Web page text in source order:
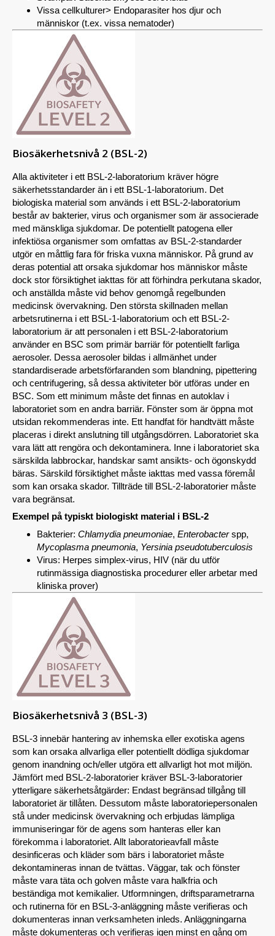
Vissa cellkulturer> Endoparasiter hos djur och
människor (t.ex. vissa nematoder)
Biosäkerhetsnivå 2 (BSL-2)
Alla aktiviteter i ett BSL-2-laboratorium kräver högre
säkerhetsstandarder än i ett BSL-1-laboratorium. Det
biologiska material som används i ett BSL-2-laboratorium
består av bakterier, virus och organismer som är associerade
med mänskliga sjukdomar. De potentiellt patogena eller
infektiösa organismer som omfattas av BSL-2-standarder
utgör en måttlig fara för friska vuxna människor. På grund av
deras potential att orsaka sjukdomar hos människor måste
dock stor försiktighet iakttas för att förhindra perkutana skador,
och anställda måste vid behov genomgå regelbunden
medicinsk övervakning. Den största skillnaden mellan
arbetsrutinerna i ett BSL-1-laboratorium och ett BSL-2-
laboratorium är att personalen i ett BSL-2-laboratorium
använder en BSC som primär barriär för potentiellt farliga
aerosoler. Dessa aerosoler bildas i allmänhet under
standardiserade arbetsförfaranden som blandning, pipettering
och centrifugering, så dessa aktiviteter bör utföras under en
BSC. Som ett minimum måste det finnas en autoklav i
laboratoriet som en andra barriär. Fönster som är öppna mot
utsidan rekommenderas inte. Ett handfat för handtvätt måste
placeras i direkt anslutning till utgångsdörren. Laboratoriet ska
vara lätt att rengöra och dekontaminera. Inne i laboratoriet ska
särskilda labbrockar, handskar samt ansikts- och ögonskydd
bäras. Särskild försiktighet måste iakttas med vassa föremål
som kan orsaka skador. Tillträde till BSL-2-laboratorier måste
vara begränsat.
Exempel på typiskt biologiskt material i BSL-2
Bakterier: Chlamydia pneumoniae, Enterobacterspp,
Mycoplasma pneumonia, Yersinia pseudotuberculosis
Virus: Herpes simplex-virus, HIV (när du utför
rutinmässiga diagnostiska procedurer eller arbetar med
kliniska prover)
Biosäkerhetsnivå 3 (BSL-3)
BSL-3 innebär hantering av inhemska eller exotiska agens
som kan orsaka allvarliga eller potentiellt dödliga sjukdomar
genom inandning och/eller utgöra ett allvarligt hot mot miljön.
Jämfört med BSL-2-laboratorier kräver BSL-3-laboratorier
ytterligare säkerhetsåtgärder: Endast begränsad tillgång till
laboratoriet är tillåten. Dessutom måste laboratoriepersonalen
stå under medicinsk övervakning och erbjudas lämpliga
immuniseringar för de agens som hanteras eller kan
förekomma i laboratoriet. Allt laboratorieavfall måste
desinficeras och kläder som bärs i laboratoriet måste
dekontamineras innan de tvättas. Väggar, tak och fönster
måste vara täta och golven måste vara halkfria och
beständiga mot kemikalier. Utformningen, driftsparametrarna
och rutinerna för en BSL-3-anläggning måste verifieras och
dokumenteras innan verksamheten inleds. Anläggningarna
måste dokumenteras och verifieras igen minst en gång om